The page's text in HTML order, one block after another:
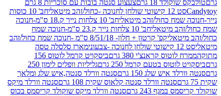
18 גרם
צעצוע סנטה בובות עם סוכריות 8 גרם
שולחן לחנוכה -כחול/זהב מיטאלי
חב' 10 כוסות
שמח כחול/זהב מיטאלי
חב' 10 צלחות נייר ק.18 ס"מ-חנוכה
מיטאלי
חב' 10 צלחות נייר ק.23 ס"מ-חנוכה שמח
קפ' קרטון + חלון- 8/51/18 ס"מ -חנוכה שמח כחול/זהב
מארז סלסלה טסה
קראנצ'י 380 גרם
ביסקויט קרמל לוטוס 156
בטעם קרמל 250 גרם
גליליות וופלים לימון 250
איש שלג 150 גרם
סנטה וורלד סנטה,איש שלג ומלאך
סנטה וורלד סנטה קלאוס שקית 108 גרם
סנטה וורלד מיקס
במגף 243 גרם
סנטה וורלד מיקס שוקולד קריסמס בכוס